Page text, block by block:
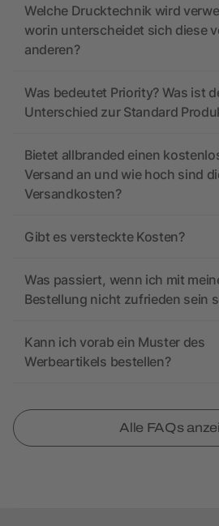
Welche Drucktechnik wird
worin unterscheidet sich diese
anderen?
Was bedeutet Priority? Was ist
Unterschied zur Standard
Bietet allbranded einen
Versand an und wie hoch sind
Versandkosten?
Gibt es versteckte Kosten?
Was passiert, wenn ich mit
Bestellung nicht zufrieden sein
Kann ich vorab ein Muster des
Werbeartikels bestellen?
Alle FAQs